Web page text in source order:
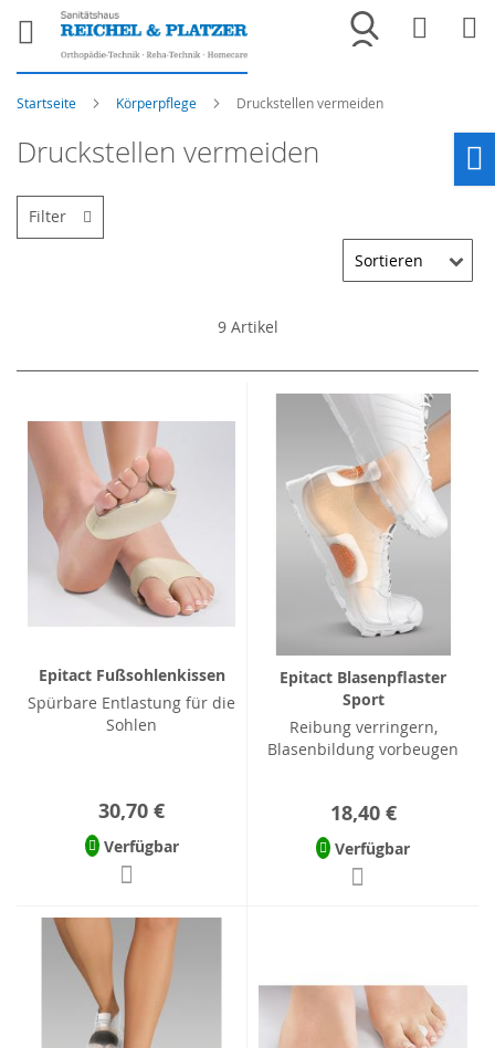
Merkliste
Startseite Körperpflege Druckstellen vermeiden
Druckstellen vermeiden
9Artikel
Epitact Fußsohlenkissen
Spürbare Entlastung für die
Sohlen
30,70 €
Verfügbar
Epitact Blasenpflaster
Sport
Reibung verringern,
Blasenbildung vorbeugen
18,40 €
Verfügbar
Filter